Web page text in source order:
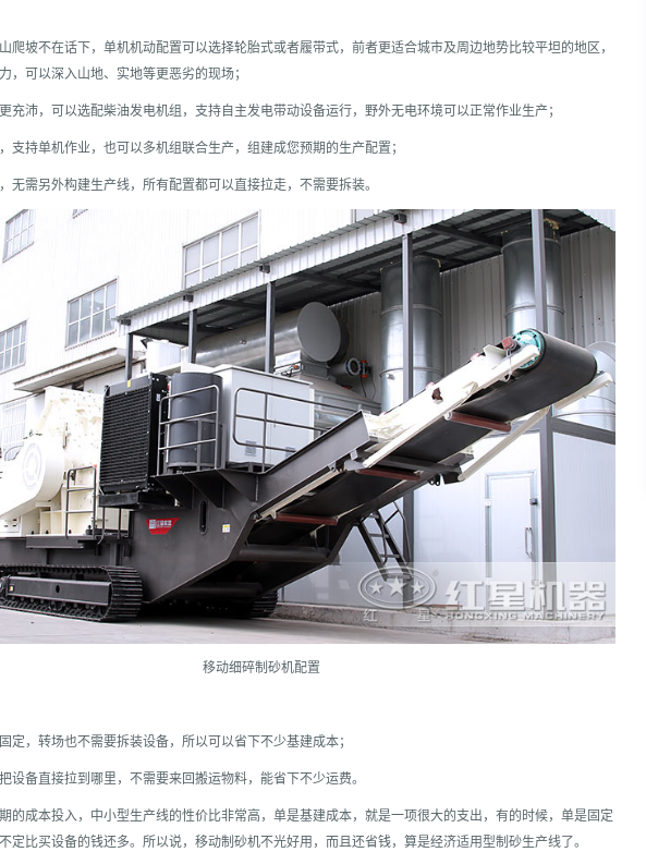
爬坡不在话下，单机机动配置可以选择轮胎式或者履带式，前者更适合城市及周边地势比较平坦的地区，
，可以深入山地、实地等更恶劣的现场；
充沛，可以选配柴油发电机组，支持自主发电带动设备运行，野外无电环境可以正常作业生产；
支持单机作业，也可以多机组联合生产，组建成您预期的生产配置；
无需另外构建生产线，所有配置都可以直接拉走，不需要拆装。
移动细碎制砂机配置
定，转场也不需要拆装设备，所以可以省下不少基建成本；
设备直接拉到哪里，不需要来回搬运物料，能省下不少运费。
的成本投入，中小型生产线的性价比非常高，单是基建成本，就是一项很大的支出，有的时候，单是固定
定比买设备的钱还多。所以说，移动制砂机不光好用，而且还省钱，算是经济适用型制砂生产线了。